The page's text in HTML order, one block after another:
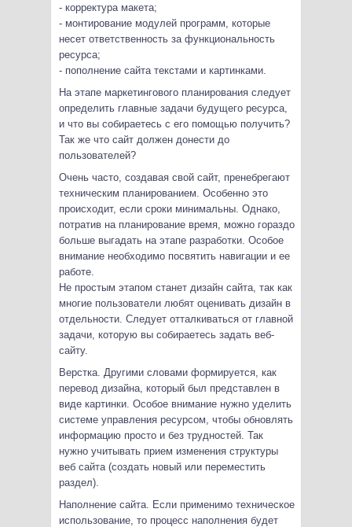
- корректура макета;
- монтирование модулей программ, которые
несет ответственность за функциональность
ресурса;
- пополнение сайта текстами и картинками.
На этапе маркетингового планирования следует
определить главные задачи будущего ресурса,
и что вы собираетесь с его помощью получить?
Так же что сайт должен донести до
пользователей?
Очень часто, создавая свой сайт, пренебрегают
техническим планированием. Особенно это
происходит, если сроки минимальны. Однако,
потратив на планирование время, можно гораздо
больше выгадать на этапе разработки. Особое
внимание необходимо посвятить навигации и ее
работе.
Не простым этапом станет дизайн сайта, так как
многие пользователи любят оценивать дизайн в
отдельности. Следует отталкиваться от главной
задачи, которую вы собираетесь задать веб-
сайту.
Верстка. Другими словами формируется, как
перевод дизайна, который был представлен в
виде картинки. Особое внимание нужно уделить
системе управления ресурсом, чтобы обновлять
информацию просто и без трудностей. Так
нужно учитывать прием изменения структуры
веб сайта (создать новый или переместить
раздел).
Наполнение сайта. Если применимо техническое
использование, то процесс наполнения будет